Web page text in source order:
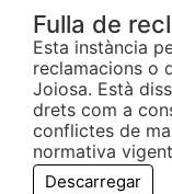
Fulla de
Esta instància
reclamacions o
Joiosa. Està
drets com a
conflictes de
normativa
Descarregar